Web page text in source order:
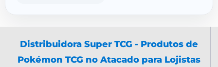
Distribuidora Super TCG - Produtos de
Pokémon TCG no Atacado para Lojistas